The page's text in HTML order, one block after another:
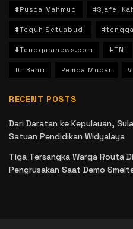
#Rusda Mahmud #Sjafei
#Teguh Setyabudi
#Tenggaranews.com #TNI
Dr Bahri Pemda Mubar
RECENT POSTS
Dari Daratan ke Kepulauan,
Satuan Pendidikan Widyalaya
Tiga Tersangka Warga Routa
Pengrusakan Saat Demo